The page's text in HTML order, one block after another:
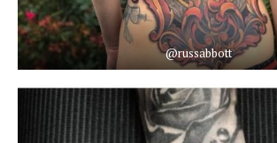
@russabbott